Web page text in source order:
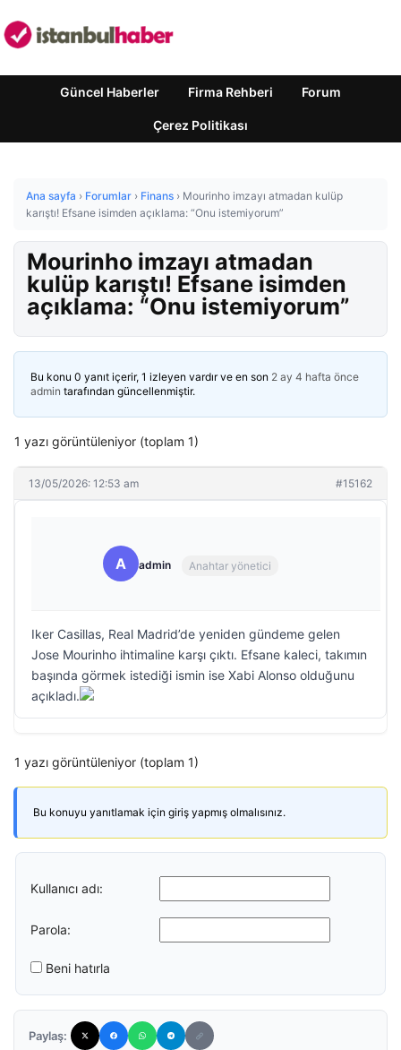
Güncel Haberler Firma Rehberi Forum
Çerez Politikası
Ana sayfa › Forumlar › Finans › Mourinho imzayı atmadan kulüp
karıştı! Efsane isimden açıklama: “Onu istemiyorum”
Mourinho imzayı atmadan
kulüp karıştı! Efsane isimden
açıklama: “Onu istemiyorum”
Bu konu 0 yanıt içerir, 1 izleyen vardır ve en son 2 ay 4 hafta önce
admin tarafından güncellenmiştir.
1 yazı görüntüleniyor (toplam 1)
13/05/2026: 12:53 am #15162
A admin Anahtar yönetici
Iker Casillas, Real Madrid’de yeniden gündeme gelen
Jose Mourinho ihtimaline karşı çıktı. Efsane kaleci, takımın
başında görmek istediği ismin ise Xabi Alonso olduğunu
açıkladı.
1 yazı görüntüleniyor (toplam 1)
Bu konuyu yanıtlamak için giriş yapmış olmalısınız.
Kullanıcı adı:
Parola:
Beni hatırla
Paylaş: